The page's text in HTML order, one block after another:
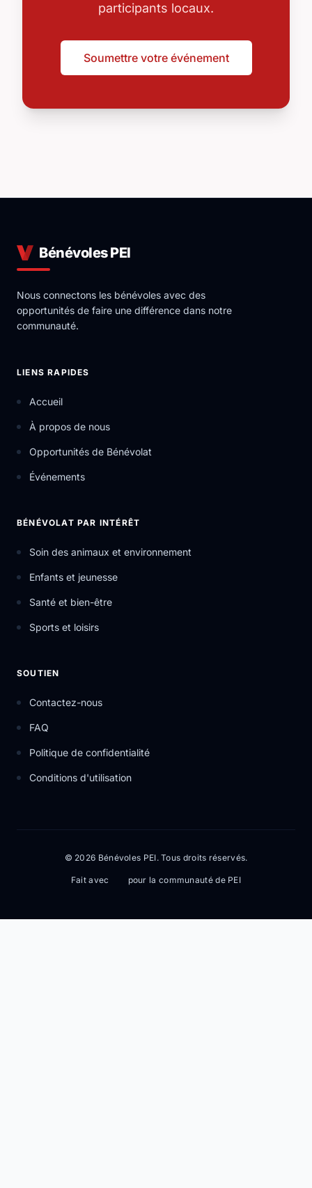
participants locaux.
Soumettre votre événement
Bénévoles PEI
Nous connectons les bénévoles avec des
opportunités de faire une différence dans notre
communauté.
LIENS RAPIDES
Accueil
À propos de nous
Opportunités de Bénévolat
Événements
BÉNÉVOLAT PAR INTÉRÊT
Soin des animaux et environnement
Enfants et jeunesse
Santé et bien-être
Sports et loisirs
SOUTIEN
Contactez-nous
FAQ
Politique de confidentialité
Conditions d'utilisation
© 2026 Bénévoles PEI. Tous droits réservés.
Fait avec pour la communauté de PEI